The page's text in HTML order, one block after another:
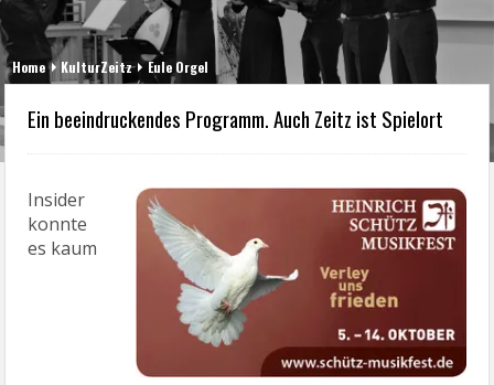
Home KulturZeitz Eule Orgel
Ein beeindruckendes Programm. Auch Zeitz ist Spielort
Insider
konnte
es kaum